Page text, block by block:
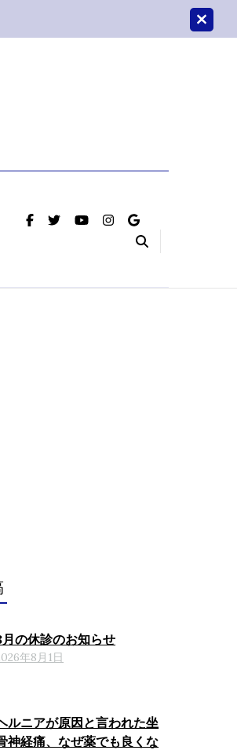
月の休診のお知らせ
年8月1日
ルニアが原因と言われた坐
神経痛、なぜ薬でも良くな